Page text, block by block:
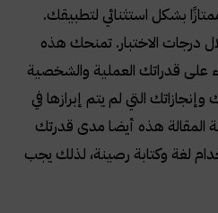
بشكل استثنائي لتطبيقك.
درجات الاختبار. تمنحك هذه
على قدراتك العملية والشخصية
التي لم يتم إبرازها في
المقالة هذه أيضا مدى قدرتك
لغة وكتابة رصينة، لذلك يجب